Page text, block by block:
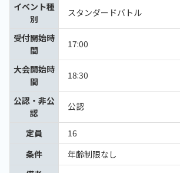
イベント種
別
スタンダードバトル
受付開始時
間
17:00
大会開始時
間
18:30
公認・非公
認
公認
定員
16
条件
年齢制限なし